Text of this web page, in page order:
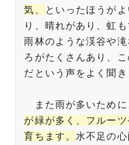
気、
といったほうが
り、晴れがあり、虹
雨林のような渓谷や
ろがたくさんあり、
だという声をよく聞き
また雨が多いために
が緑が多く、フルー
育ちます。水不足の